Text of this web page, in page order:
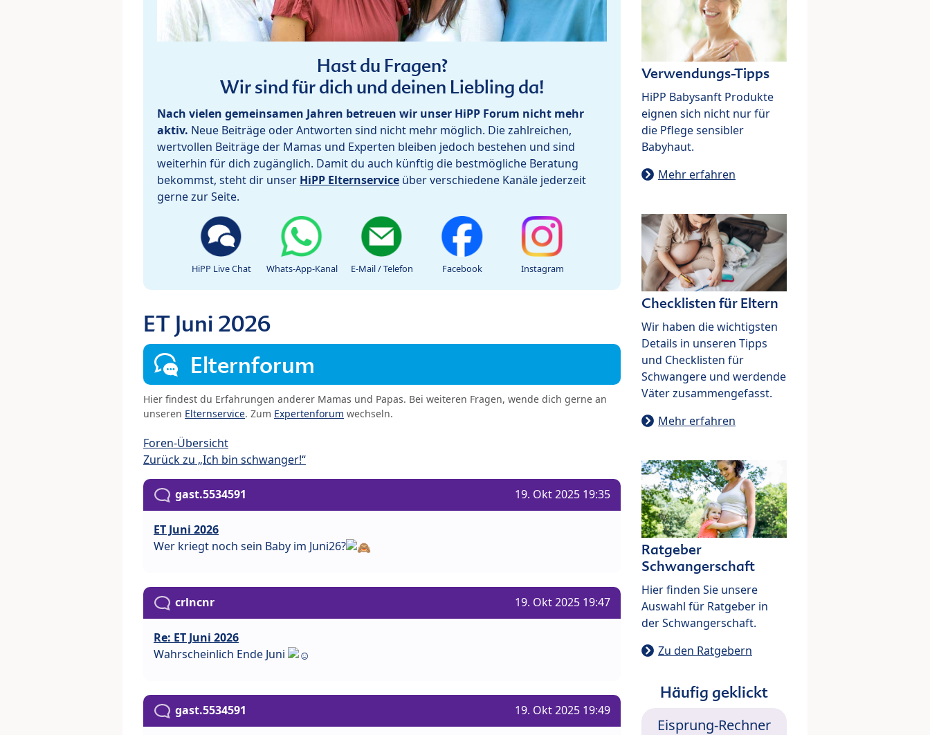
Hast du Fragen?
Wir sind für dich und deinen Liebling da!
Nach vielen gemeinsamen Jahren betreuen wir unser HiPP Forum nicht mehr
aktiv. Neue Beiträge oder Antworten sind nicht mehr möglich. Die zahlreichen,
wertvollen Beiträge der Mamas und Experten bleiben jedoch bestehen und sind
weiterhin für dich zugänglich. Damit du auch künftig die bestmögliche Beratung
bekommst, steht dir unser HiPP Elternservice über verschiedene Kanäle jederzeit
gerne zur Seite.
HiPP Live Chat Whats-App-Kanal E-Mail / Telefon Facebook Instagram
ET Juni 2026
Elternforum
Hier findest du Erfahrungen anderer Mamas und Papas. Bei weiteren Fragen, wende dich gerne an
unseren Elternservice. Zum Expertenforum wechseln.
Foren-Übersicht
Zurück zu „Ich bin schwanger!“
gast.5534591 19. Okt 2025 19:35
ET Juni 2026
Wer kriegt noch sein Baby im Juni26?
crlncnr 19. Okt 2025 19:47
Re: ET Juni 2026
Wahrscheinlich Ende Juni
gast.5534591 19. Okt 2025 19:49
Verwendungs-Tipps
HiPP Babysanft Produkte
eignen sich nicht nur für
die Pflege sensibler
Babyhaut.
Mehr erfahren
Checklisten für Eltern
Wir haben die wichtigsten
Details in unseren Tipps
und Checklisten für
Schwangere und werdende
Väter zusammengefasst.
Mehr erfahren
Ratgeber
Schwangerschaft
Hier finden Sie unsere
Auswahl für Ratgeber in
der Schwangerschaft.
Zu den Ratgebern
Häufig geklickt
Eisprung-Rechner